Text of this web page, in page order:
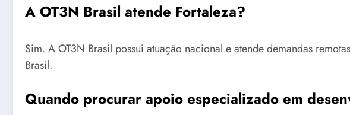
A OT3N Brasil atende Fortaleza?
Sim. A OT3N Brasil possui atuação nacional e atende demandas
Brasil.
Quando procurar apoio especializado em